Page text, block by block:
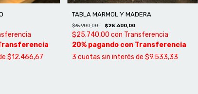
$12.466,67
TABLA MARMOL Y MADERA
$35.900,00 $28.600,00
$25.740,00con Transferencia
3 cuotas sin interés de$9.533,33